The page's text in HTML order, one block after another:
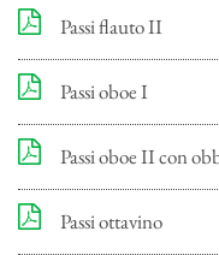
Passi flauto II
Passi oboe I
Passi oboe II con
Passi ottavino